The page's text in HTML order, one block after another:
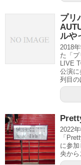
プリ
ルや
2018
た「
LIVE
公演に
列目の
2022
「
に参
央から